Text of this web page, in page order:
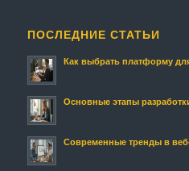
ПОСЛЕДНИЕ СТАТЬИ
Как выбрать платформу
Основные этапы
Современные тренды в